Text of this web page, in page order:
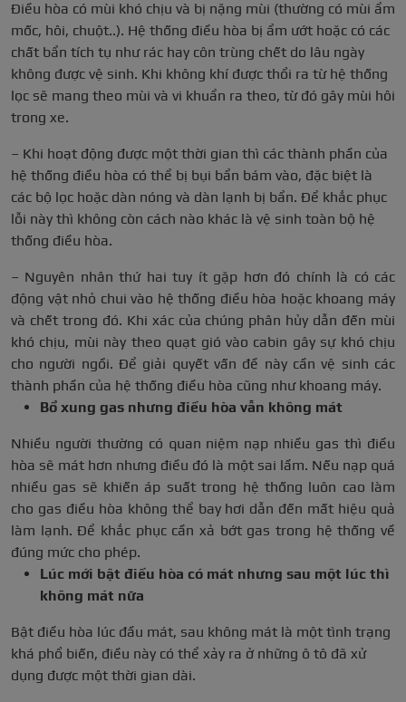
Điều hòa có mùi khó chịu và bị nặng mùi (thường có mùi ẩm
mốc, hôi, chuột..). Hệ thống điều hòa bị ẩm ướt hoặc có các
chất bẩn tích tụ như rác hay côn trùng chết do lâu ngày
không được vệ sinh. Khi không khí được thổi ra từ hệ thống
lọc sẽ mang theo mùi và vi khuẩn ra theo, từ đó gây mùi hôi
trong xe.
– Khi hoạt động được một thời gian thì các thành phần của
hệ thống điều hòa có thể bị bụi bẩn bám vào, đặc biệt là
các bộ lọc hoặc dàn nóng và dàn lạnh bị bẩn. Để khắc phục
lỗi này thì không còn cách nào khác là vệ sinh toàn bộ hệ
thống điều hòa.
– Nguyên nhân thứ hai tuy ít gặp hơn đó chính là có các
động vật nhỏ chui vào hệ thống điều hòa hoặc khoang máy
và chết trong đó. Khi xác của chúng phân hủy dẫn đến mùi
khó chịu, mùi này theo quạt gió vào cabin gây sự khó chịu
cho người ngồi. Để giải quyết vấn đề này cần vệ sinh các
thành phần của hệ thống điều hòa cũng như khoang máy.
Bổ xung gas nhưng điều hòa vẫn không mát
Nhiều người thường có quan niệm nạp nhiều gas thì điều
hòa sẽ mát hơn nhưng điều đó là một sai lầm. Nếu nạp quá
nhiều gas sẽ khiến áp suất trong hệ thống luôn cao làm
cho gas điều hòa không thể bay hơi dẫn đến mất hiệu quả
làm lạnh. Để khắc phục cần xả bớt gas trong hệ thống về
đúng mức cho phép.
Lúc mới bật điều hòa có mát nhưng sau một lúc thì
không mát nữa
Bật điều hòa lúc đầu mát, sau không mát là một tình trạng
khá phổ biến, điều này có thể xảy ra ở những ô tô đã xử
dụng được một thời gian dài.